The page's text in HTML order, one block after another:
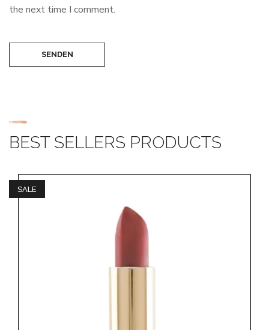
the next time I comment.
SENDEN
BEST SELLERS PRODUCTS
SALE